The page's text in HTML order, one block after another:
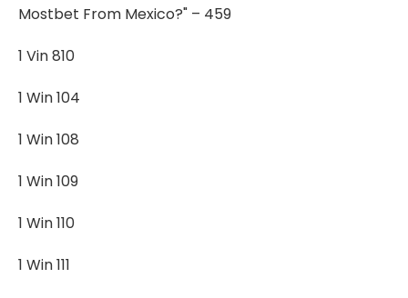
Mostbet From Mexico?" – 459
1 Vin 810
1 Win 104
1 Win 108
1 Win 109
1 Win 110
1 Win 111